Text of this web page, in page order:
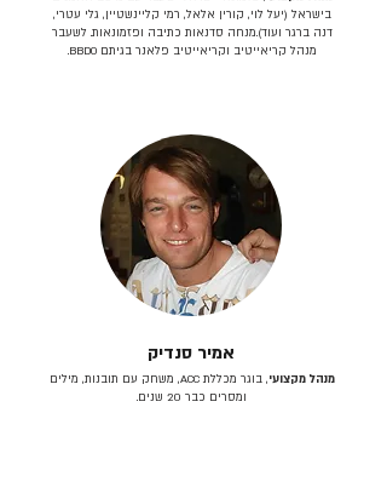
בישראל (יעל לוי, קורין אלאל, רמי קליינשטיין, גלי עטרי,
דנה ברגר ועוד).מנחה סדנאות כתיבה ופזמונאות. לשעבר
מנהל קריאייטיב וקריאייטיב פלאנר בגיתם BBDO.
אמיר סנדיק
מנהל מקצועי
, בוגר מכללת ACC, משחק עם תובנות, מילים
ומסרים כבר 20 שנים.